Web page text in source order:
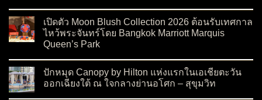
เปิดตัว Moon Blush Collection 2026 ต้อนรับเทศกาล
ไหว้พระจันทร์โดย Bangkok Marriott Marquis
Queen’s Park
ปักหมุด Canopy by Hilton แห่งแรกในเอเชียตะวัน
ออกเฉียงใต้ ณ ใจกลางย่านอโศก – สุขุมวิท